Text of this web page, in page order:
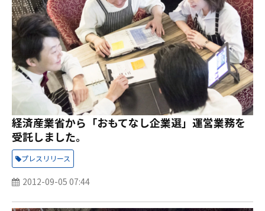
経済産業省から「おもてなし企業選」運営業務を
受託しました。
プレスリリース
2012-09-05 07:44